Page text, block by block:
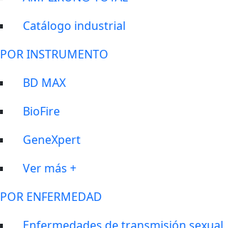
Catálogo industrial
POR INSTRUMENTO
BD MAX
BioFire
GeneXpert
Ver más +
POR ENFERMEDAD